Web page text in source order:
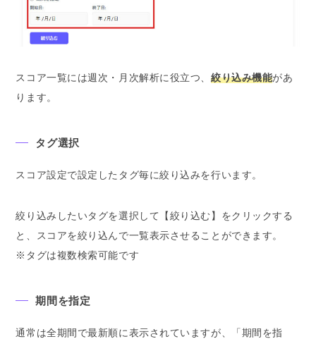
スコア一覧には週次・月次解析に役立つ、絞り込み機能があ
ります。
タグ選択
スコア設定で設定したタグ毎に絞り込みを行います。
絞り込みしたいタグを選択して【絞り込む】をクリックする
と、スコアを絞り込んで一覧表示させることができます。
※タグは複数検索可能です
期間を指定
通常は全期間で最新順に表示されていますが、「期間を指